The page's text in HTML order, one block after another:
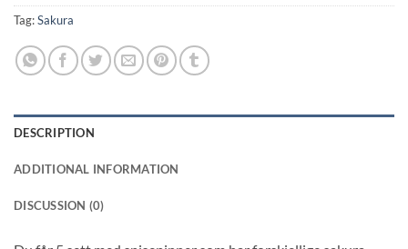
Tag:Sakura
DESCRIPTION
ADDITIONAL INFORMATION
DISCUSSION (0)